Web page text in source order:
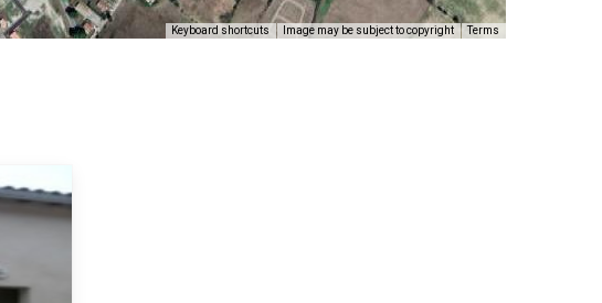
Keyboard shortcuts Image may be subject to copyright Terms